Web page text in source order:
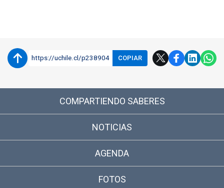
https://uchile.cl/p238904 COPIAR
COMPARTIENDO SABERES
NOTICIAS
AGENDA
FOTOS